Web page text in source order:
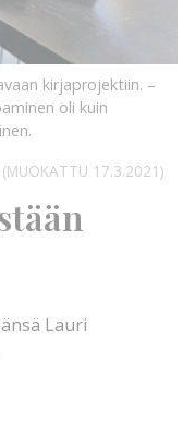
kirjaprojektiin. –
oli kuin
(MUOKATTU 17.3.2021)
Lauri